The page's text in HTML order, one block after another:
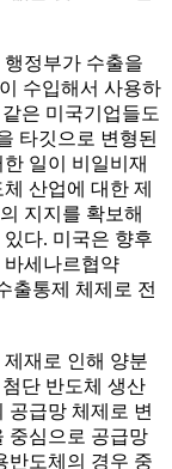
정부가 수출을
수입해서 사용하
은 미국기업들도
타깃으로 변형된
일이 비일비재
산업에 대한 제
지지를 확보해
다. 미국은 향후
바세나르협약
출통제 체제로 전
재로 인해 양분
단 반도체 생산
공급망 체제로 변
중심으로 공급망
반도체의 경우 중